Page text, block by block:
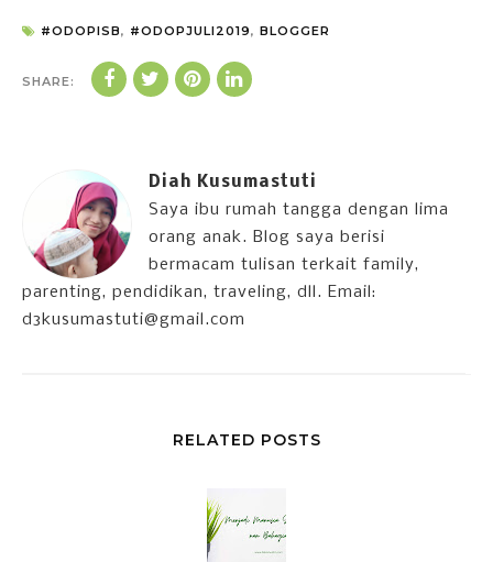
#ODOPISB, #ODOPJULI2019, BLOGGER
SHARE:
Diah Kusumastuti
Saya ibu rumah tangga dengan lima
orang anak. Blog saya berisi
bermacam tulisan terkait family,
parenting, pendidikan, traveling, dll. Email:
d3kusumastuti@gmail.com
RELATED POSTS